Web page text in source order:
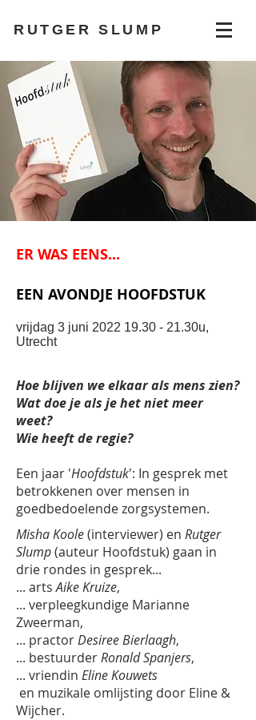
RUTGER SLUMP
ER WAS EENS...
EEN AVONDJE HOOFDSTUK
vrijdag 3 juni 2022 19.30 - 21.30u,
Utrecht
Hoe blijven we elkaar als mens zien?
Wat doe je als je het niet meer
weet?
Wie heeft de regie?
Een jaar 'Hoofdstuk': In gesprek met
betrokkenen over mensen in
goedbedoelende zorgsystemen.
Misha Koole(interviewer) en Rutger
Slump(auteur Hoofdstuk) gaan in
drie rondes in gesprek...
... artsAike Kruize,
... verpleegkundige Marianne
Zweerman,
... practorDesiree Bierlaagh,
... bestuurderRonald Spanjers,
... vriendin Eline Kouwets
en muzikale omlijsting door Eline &
Wijcher.